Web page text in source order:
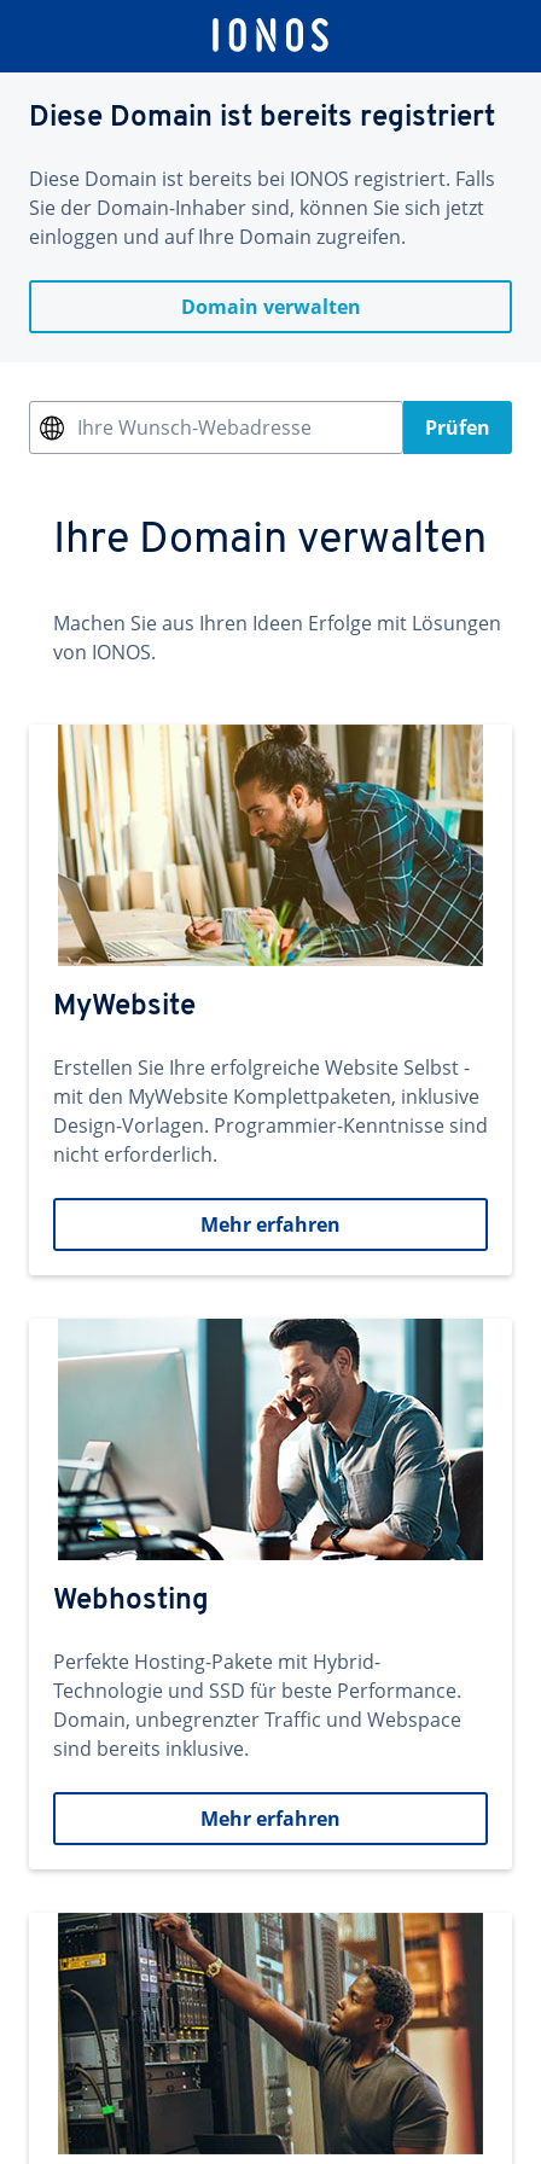
Diese Domain ist bereits registriert
Diese Domain ist bereits bei IONOS registriert. Falls
Sie der Domain-Inhaber sind, können Sie sich jetzt
einloggen und auf Ihre Domain zugreifen.
Domain verwalten
Ihre Wunsch-Webadresse Prüfen
Ihre Domain verwalten
Machen Sie aus Ihren Ideen Erfolge mit Lösungen
von IONOS.
MyWebsite
Erstellen Sie Ihre erfolgreiche Website Selbst -
mit den MyWebsite Komplettpaketen, inklusive
Design-Vorlagen. Programmier-Kenntnisse sind
nicht erforderlich.
Mehr erfahren
Webhosting
Perfekte Hosting-Pakete mit Hybrid-
Technologie und SSD für beste Performance.
Domain, unbegrenzter Traffic und Webspace
sind bereits inklusive.
Mehr erfahren